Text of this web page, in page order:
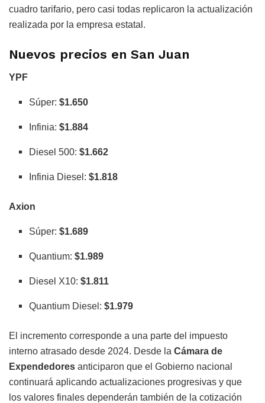
cuadro tarifario, pero casi todas replicaron la actualización
realizada por la empresa estatal.
Nuevos precios en San Juan
YPF
Súper:$1.650
Infinia:$1.884
Diesel 500:$1.662
Infinia Diesel:$1.818
Axion
Súper:$1.689
Quantium:$1.989
Diesel X10:$1.811
Quantium Diesel:$1.979
El incremento corresponde a una parte del impuesto
interno atrasado desde 2024. Desde la Cámara de
Expendedores anticiparon que el Gobierno nacional
continuará aplicando actualizaciones progresivas y que
los valores finales dependerán también de la cotización